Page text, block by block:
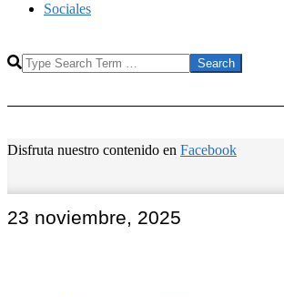
Sociales
Search
Disfruta nuestro contenido en Facebook
23 noviembre, 2025